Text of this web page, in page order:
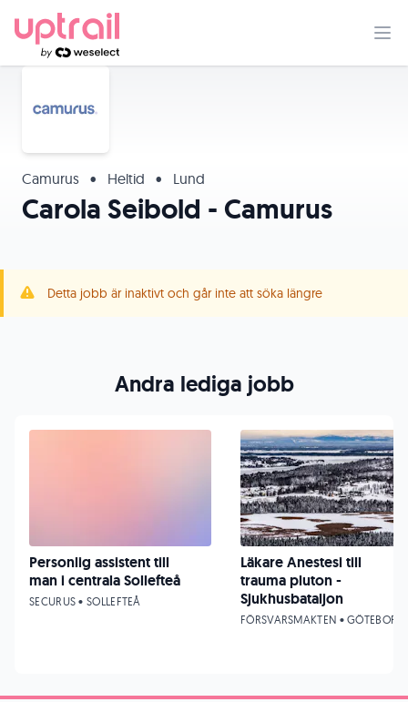
Camurus • Heltid • Lund
Carola Seibold - Camurus
Detta jobb är inaktivt och går inte att söka längre
Andra lediga jobb
Personlig assistent till
man i centrala Sollefteå
SECURUS • SOLLEFTEÅ
Läkare Anestesi till
trauma pluton -
Sjukhusbataljon
FÖRSVARSMAKTEN • GÖTEBORG